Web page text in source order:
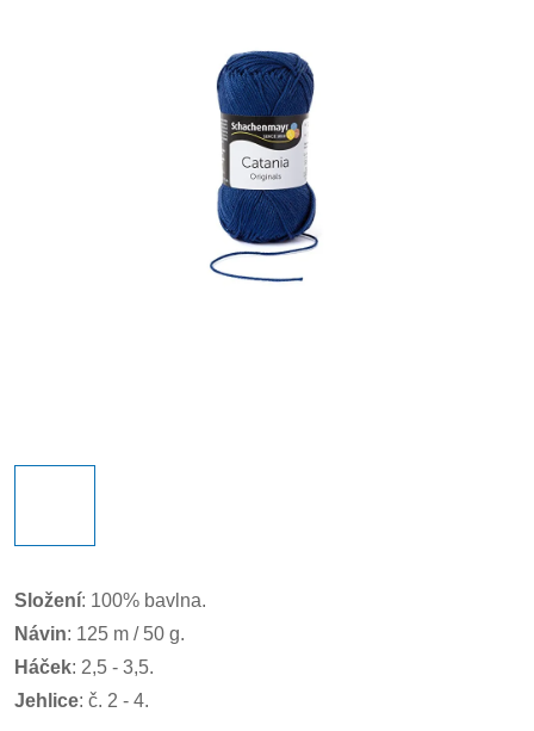
Složení: 100% bavlna.
Návin: 125 m / 50 g.
Háček: 2,5 - 3,5.
Jehlice: č. 2 - 4.